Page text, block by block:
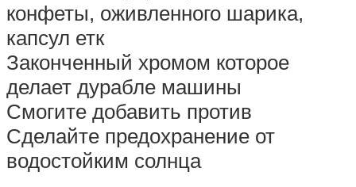
конфеты, оживленного шарика,
капсул етк
Законченный хромом которое
делает дурабле машины
Смогите добавить против
Сделайте предохранение от
водостойким солнца